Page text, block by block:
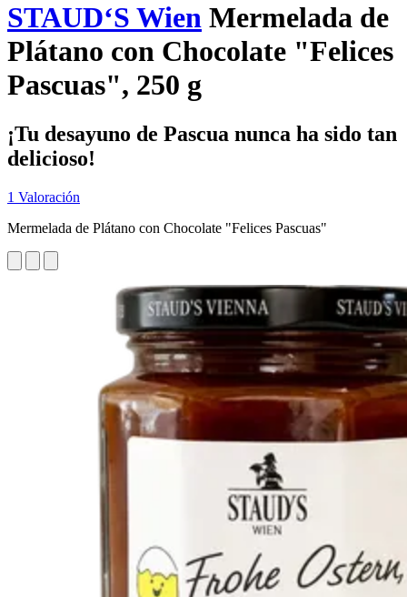
STAUD‘S Wien Mermelada de
Plátano con Chocolate "Felices
Pascuas", 250 g
¡Tu desayuno de Pascua nunca ha sido tan
delicioso!
1 Valoración
Mermelada de Plátano con Chocolate "Felices Pascuas"